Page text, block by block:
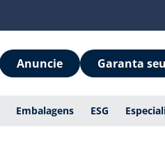
Anuncie Garanta
Embalagens ESG